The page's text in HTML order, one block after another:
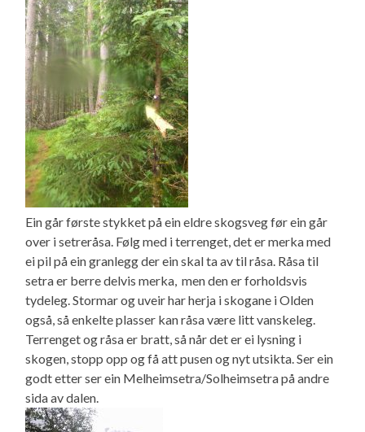
Ein går første stykket på ein eldre skogsveg før ein går
over i setreråsa. Følg med i terrenget, det er merka med
ei pil på ein granlegg der ein skal ta av til råsa. Råsa til
setra er berre delvis merka, men den er forholdsvis
tydeleg. Stormar og uveir har herja i skogane i Olden
også, så enkelte plasser kan råsa være litt vanskeleg.
Terrenget og råsa er bratt, så når det er ei lysning i
skogen, stopp opp og få att pusen og nyt utsikta. Ser ein
godt etter ser ein Melheimsetra/Solheimsetra på andre
sida av dalen.